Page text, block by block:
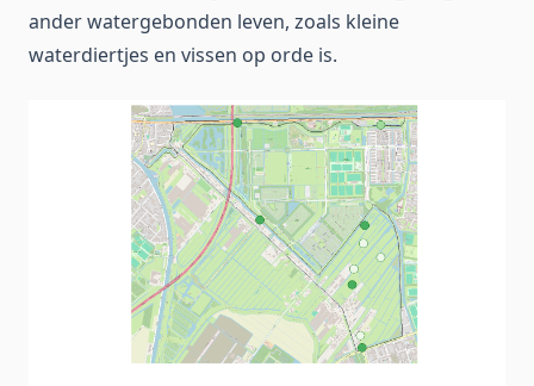
ander watergebonden leven, zoals kleine
waterdiertjes en vissen op orde is.